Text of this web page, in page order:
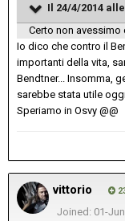
Il 24/4/2014
Certo non avessimo
Io dico che contro il
importanti della vita,
Bendtner... Insomma,
sarebbe stata utile
Speriamo in Osvy @@
vittorio
Joined: 01-